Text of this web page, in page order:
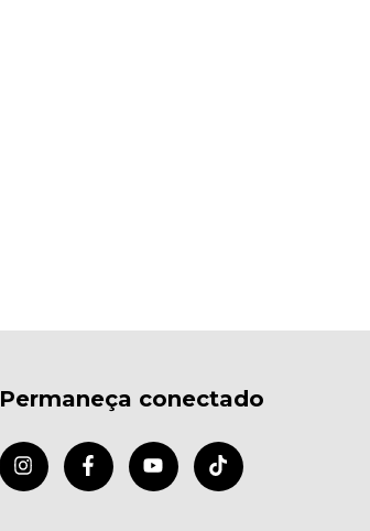
Permaneça conectado